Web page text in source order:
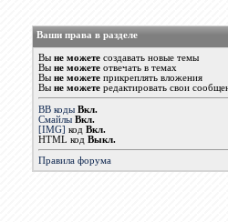
Ваши права в разделе
Вы не можетесоздавать новые темы
Вы не можетеотвечать в темах
Вы не можетеприкреплять вложения
Вы не можетередактировать свои
BB коды Вкл.
Смайлы Вкл.
[IMG] код Вкл.
HTML код Выкл.
Правила форума